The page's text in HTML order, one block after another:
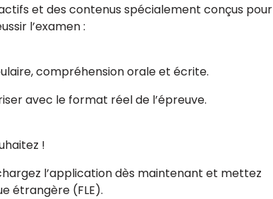
et des contenus spécialement conçus pour
l’examen :
compréhension orale et écrite.
avec le format réel de l’épreuve.
!
l’application dès maintenant et mettez
étrangère (FLE).